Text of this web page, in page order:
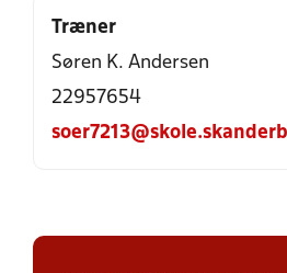
Træner
Søren K. Andersen
22957654